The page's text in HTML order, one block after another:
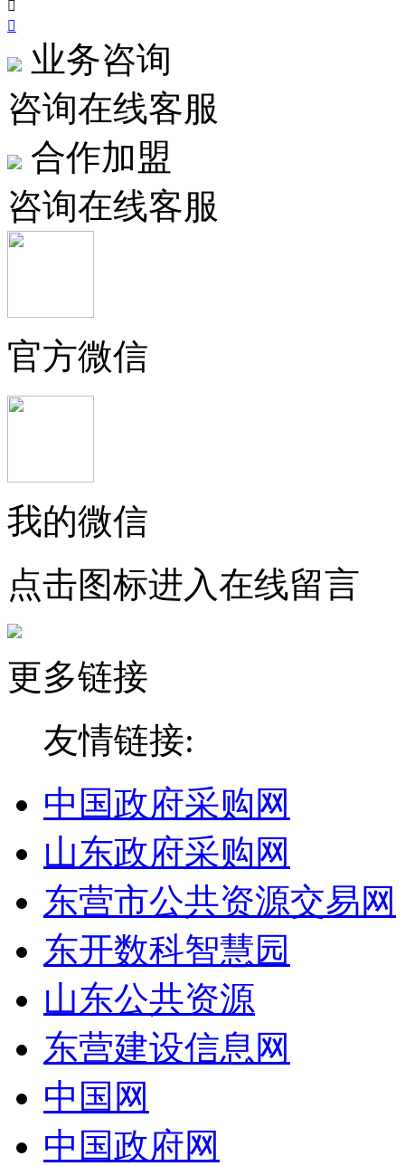


业务咨询
咨询在线客服
合作加盟
咨询在线客服
官方微信
我的微信
点击图标进入在线留言
更多链接
友情链接:
中国政府采购网
山东政府采购网
东营市公共资源交易网
东开数科智慧园
山东公共资源
东营建设信息网
中国网
中国政府网